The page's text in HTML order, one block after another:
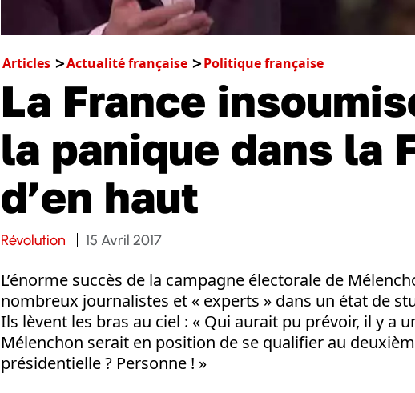
Articles Actualité française Politique française
La France
la panique dans la
d’en haut
Révolution 15 Avril 2017
L’énorme succès de la campagne électorale de
nombreux journalistes et « experts » dans un état de
Ils lèvent les bras au ciel : « Qui aurait pu prévoir, il y a
Mélenchon serait en position de se qualifier au
présidentielle ? Personne ! »